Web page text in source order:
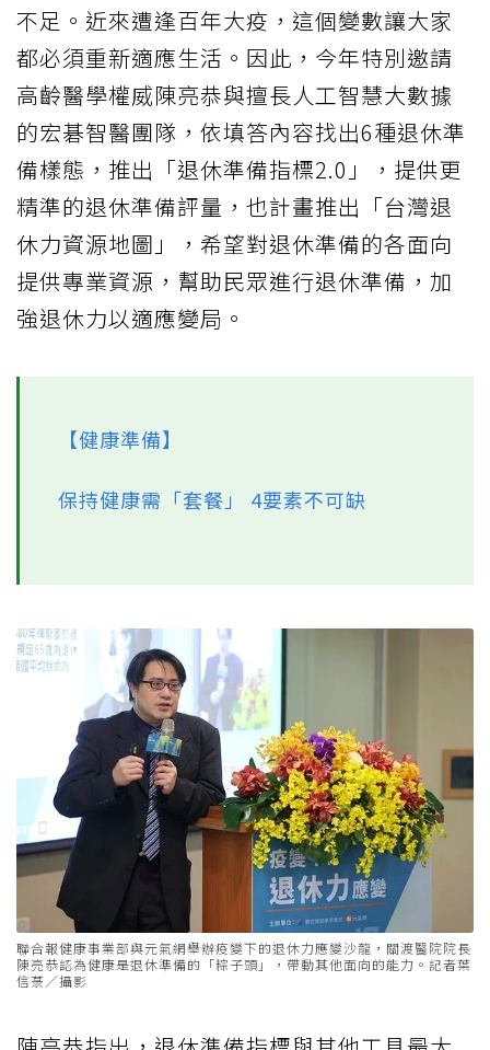
不足。近來遭逢百年大疫，這個變數讓大家
都必須重新適應生活。因此，今年特別邀請
高齡醫學權威陳亮恭與擅長人工智慧大數據
的宏碁智醫團隊，依填答內容找出6種退休準
備樣態，推出「退休準備指標2.0」，提供更
精準的退休準備評量，也計畫推出「台灣退
休力資源地圖」，希望對退休準備的各面向
提供專業資源，幫助民眾進行退休準備，加
強退休力以適應變局。
【健康準備】
保持健康需「套餐」 4要素不可缺
聯合報健康事業部與元氣網舉辦疫變下的退休力應變沙龍，關渡醫院院長
陳亮恭認為健康是退休準備的「粽子頭」，帶動其他面向的能力。記者葉
信菉／攝影